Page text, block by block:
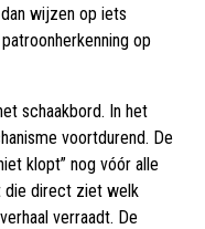
wijzen op iets
op
schaakbord. In het
voortdurend. De
klopt” nog vóór alle
die direct ziet welk
verraadt. De